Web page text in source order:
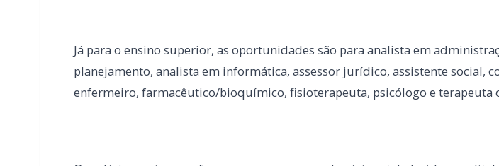
Os salários variam conforme o cargo e a carga horária estabelecida no edital.